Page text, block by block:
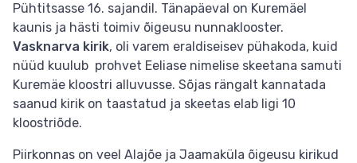
Pühtitsasse 16. sajandil. Tänapäeval on Kuremäel
kaunis ja hästi toimiv õigeusu nunnaklooster.
Vasknarva kirik, oli varem eraldiseisev pühakoda, kuid
nüüd kuulub prohvet Eeliase nimelise skeetana samuti
Kuremäe kloostri alluvusse. Sõjas rängalt kannatada
saanud kirik on taastatud ja skeetas elab ligi 10
kloostriõde.
Piirkonnas on veel Alajõe ja Jaamaküla õigeusu kirikud